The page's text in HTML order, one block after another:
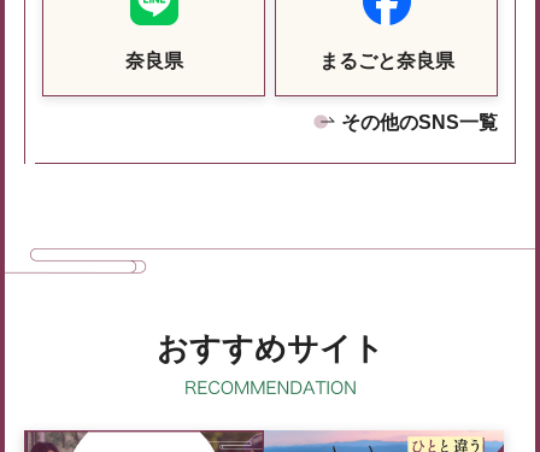
奈良県 まるごと奈良県
その他のSNS一覧
おすすめサイト